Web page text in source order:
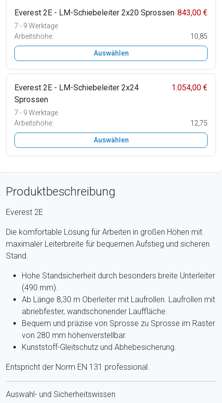
Everest 2E - LM-Schiebeleiter 2x20 Sprossen 843,00 €
7 - 9 Werktage
Arbeitshöhe:
10,85
Auswählen
Everest 2E - LM-Schiebeleiter 2x24
Sprossen
1.054,00 €
7 - 9 Werktage
Arbeitshöhe:
12,75
Auswählen
Produktbeschreibung
Everest 2E
Die komfortable Lösung für Arbeiten in großen Höhen mit
maximaler Leiterbreite für bequemen Aufstieg und sicheren
Stand.
Hohe Standsicherheit durch besonders breite Unterleiter
(490 mm).
Ab Länge 8,30 m Oberleiter mit Laufrollen. Laufrollen mit
abriebfester, wandschonender Lauffläche.
Bequem und präzise von Sprosse zu Sprosse im Raster
von 280 mm höhenverstellbar.
Kunststoff-Gleitschutz und Abhebesicherung.
Entspricht der Norm EN 131 professional.
Auswahl- und Sicherheitswissen